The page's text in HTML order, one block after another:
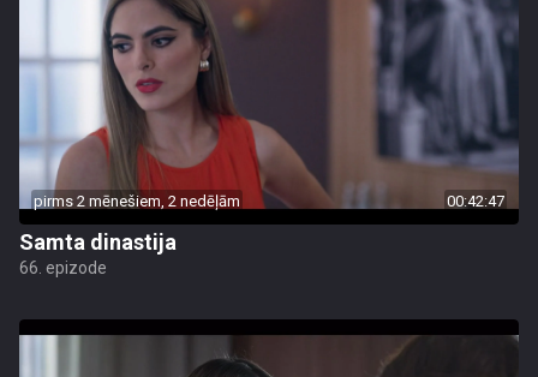
pirms 2 mēnešiem, 2 nedēļām 00:42:47
Samta dinastija
66. epizode